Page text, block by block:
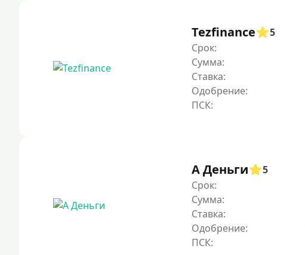
Tezfinance
5
Срок:
Сумма:
Ставка:
Одобрение:
А Деньги
5
Срок:
Сумма:
Ставка:
Одобрение: